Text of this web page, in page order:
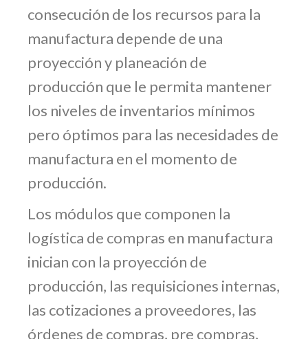
consecución de los recursos para la
manufactura depende de una
proyección y planeación de
producción que le permita mantener
los niveles de inventarios mínimos
pero óptimos para las necesidades de
manufactura en el momento de
producción.
Los módulos que componen la
logística de compras en manufactura
inician con la proyección de
producción, las requisiciones internas,
las cotizaciones a proveedores, las
órdenes de compras, pre compras,